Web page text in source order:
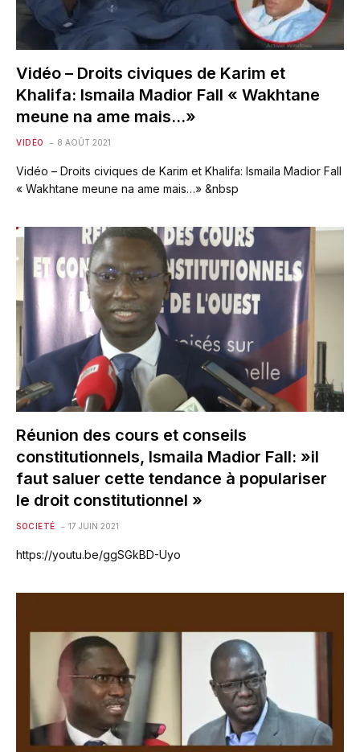
Vidéo – Droits civiques de Karim et
Khalifa: Ismaila Madior Fall « Wakhtane
meune na ame mais…»
VIDÉO 8 AOÛT 2021
Vidéo – Droits civiques de Karim et Khalifa: Ismaila Madior Fall
« Wakhtane meune na ame mais…» &nbsp
Réunion des cours et conseils
constitutionnels, Ismaila Madior Fall: »il
faut saluer cette tendance à populariser
le droit constitutionnel »
SOCIETÉ 17 JUIN 2021
https://youtu.be/ggSGkBD-Uyo